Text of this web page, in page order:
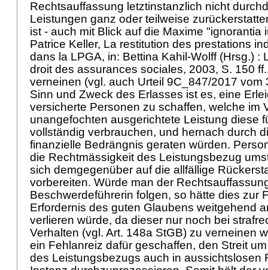
Rechtsauffassung letztinstanzlich nicht
Leistungen ganz oder teilweise
ist - auch mit Blick auf die Maxime "ignorantia
Patrice Keller, La restitution des prestations
dans la LPGA, in: Bettina Kahil-Wolff (Hrsg.) :
droit des assurances sociales, 2003, S. 150
verneinen (vgl. auch Urteil 9C_847/2017 vom
Sinn und Zweck des Erlasses ist es, eine
versicherte Personen zu schaffen, welche im
unangefochten ausgerichtete Leistung diese
vollständig verbrauchen, und hernach durch
finanzielle Bedrängnis geraten würden.
die Rechtmässigkeit des Leistungsbezug
sich demgegenüber auf die allfällige
vorbereiten. Würde man der
Beschwerdeführerin folgen, so hätte dies zur
Erfordernis des guten Glaubens weitgehend
verlieren würde, da dieser nur noch bei
Verhalten (vgl. Art. 148a StGB) zu verneinen
ein Fehlanreiz dafür geschaffen, den Streit
des Leistungsbezugs auch in aussichtslosen